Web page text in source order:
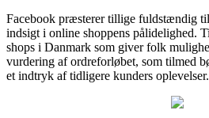
Facebook præsterer tillige fuldstændig
indsigt i online shoppens pålidelighed.
shops i Danmark som giver folk
vurdering af ordreforløbet, som tilmed
et indtryk af tidligere kunders oplevelser.